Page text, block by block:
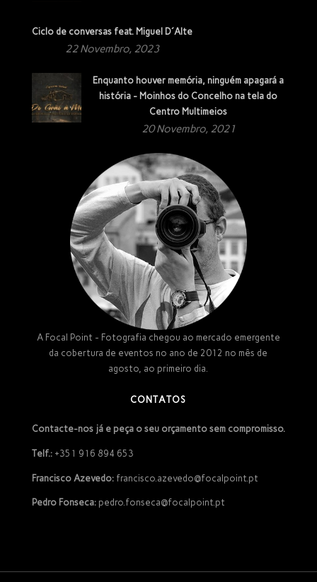
Ciclo de conversas feat. Miguel D´Alte
22 Novembro, 2023
Enquanto houver memória, ninguém apagará a
história - Moinhos do Concelho na tela do
Centro Multimeios
20 Novembro, 2021
A Focal Point - Fotografia chegou ao mercado emergente
da cobertura de eventos no ano de 2012 no mês de
agosto, ao primeiro dia.
CONTATOS
Contacte-nos já e peça o seu orçamento sem compromisso.
Telf.:+351 916 894 653
Francisco Azevedo:francisco.azevedo@focalpoint.pt
Pedro Fonseca:pedro.fonseca@focalpoint.pt